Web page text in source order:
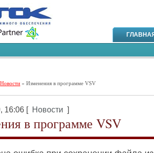
Новости » Изменения в программе VSV
16:06 [ Новости ]
в программе VSV